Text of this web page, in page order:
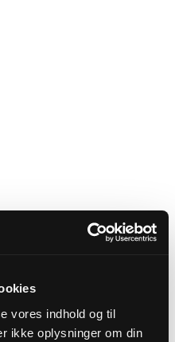
vores indhold og til
ikke oplysninger om din